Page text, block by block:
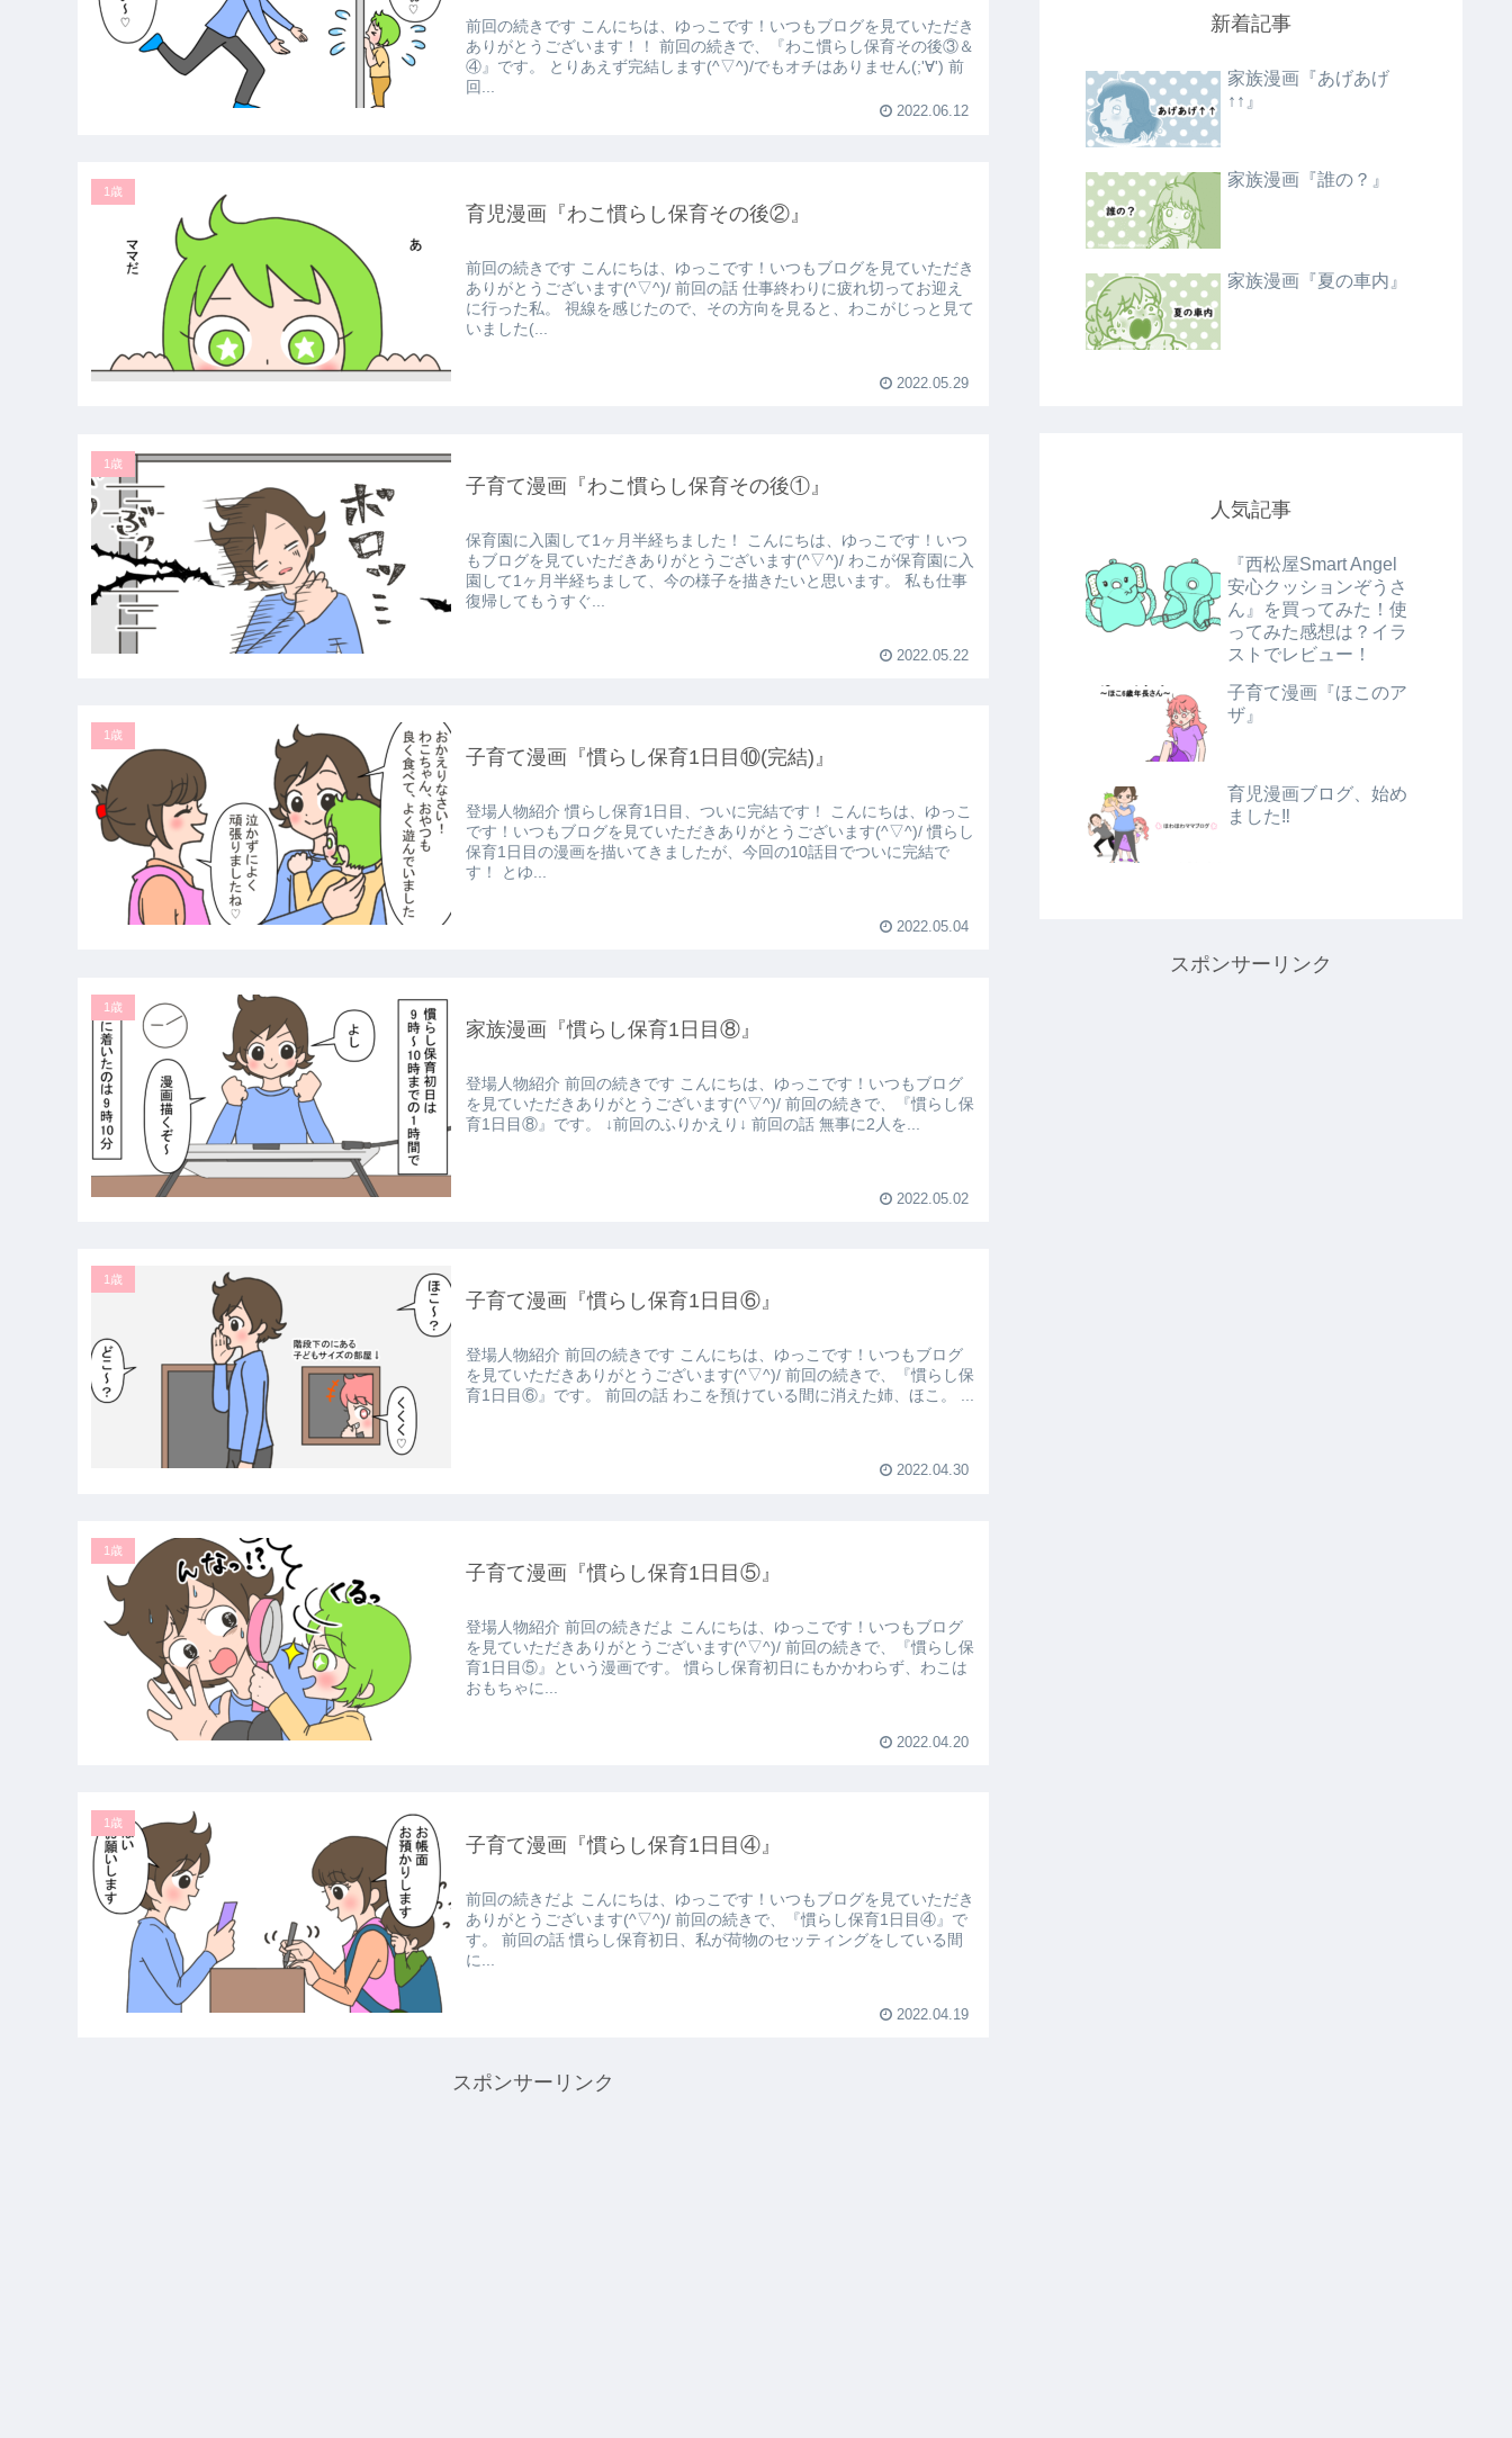
前回の続きです こんにちは、ゆっこです！いつもブログを見ていただき
ありがとうございます！！ 前回の続きで、『わこ慣らし保育その後③＆
④』です。 とりあえず完結します(^▽^)/でもオチはありません(;'∀') 前
回...
2022.06.12
1歳
育児漫画『わこ慣らし保育その後②』
前回の続きです こんにちは、ゆっこです！いつもブログを見ていただき
ありがとうございます(^▽^)/ 前回の話 仕事終わりに疲れ切ってお迎え
に行った私。 視線を感じたので、その方向を見ると、わこがじっと見て
いました(...
2022.05.29
1歳
子育て漫画『わこ慣らし保育その後①』
保育園に入園して1ヶ月半経ちました！ こんにちは、ゆっこです！いつ
もブログを見ていただきありがとうございます(^▽^)/ わこが保育園に入
園して1ヶ月半経ちまして、今の様子を描きたいと思います。 私も仕事
復帰してもうすぐ...
2022.05.22
1歳
子育て漫画『慣らし保育1日目⑩(完結)』
登場人物紹介 慣らし保育1日目、ついに完結です！ こんにちは、ゆっこ
です！いつもブログを見ていただきありがとうございます(^▽^)/ 慣らし
保育1日目の漫画を描いてきましたが、今回の10話目でついに完結で
す！ とゆ...
2022.05.04
1歳
家族漫画『慣らし保育1日目⑧』
登場人物紹介 前回の続きです こんにちは、ゆっこです！いつもブログ
を見ていただきありがとうございます(^▽^)/ 前回の続きで、『慣らし保
育1日目⑧』です。 ↓前回のふりかえり↓ 前回の話 無事に2人を...
2022.05.02
1歳
子育て漫画『慣らし保育1日目⑥』
登場人物紹介 前回の続きです こんにちは、ゆっこです！いつもブログ
を見ていただきありがとうございます(^▽^)/ 前回の続きで、『慣らし保
育1日目⑥』です。 前回の話 わこを預けている間に消えた姉、ほこ。 ...
2022.04.30
1歳
子育て漫画『慣らし保育1日目⑤』
登場人物紹介 前回の続きだよ こんにちは、ゆっこです！いつもブログ
を見ていただきありがとうございます(^▽^)/ 前回の続きで、『慣らし保
育1日目⑤』という漫画です。 慣らし保育初日にもかかわらず、わこは
おもちゃに...
2022.04.20
1歳
子育て漫画『慣らし保育1日目④』
前回の続きだよ こんにちは、ゆっこです！いつもブログを見ていただき
ありがとうございます(^▽^)/ 前回の続きで、『慣らし保育1日目④』で
す。 前回の話 慣らし保育初日、私が荷物のセッティングをしている間
に...
2022.04.19
スポンサーリンク
新着記事
家族漫画『あげあげ
↑↑』
家族漫画『誰の？』
家族漫画『夏の車内』
人気記事
『西松屋Smart Angel
安心クッションぞうさ
ん』を買ってみた！使
ってみた感想は？イラ
ストでレビュー！
子育て漫画『ほこのア
ザ』
育児漫画ブログ、始め
ました‼
スポンサーリンク